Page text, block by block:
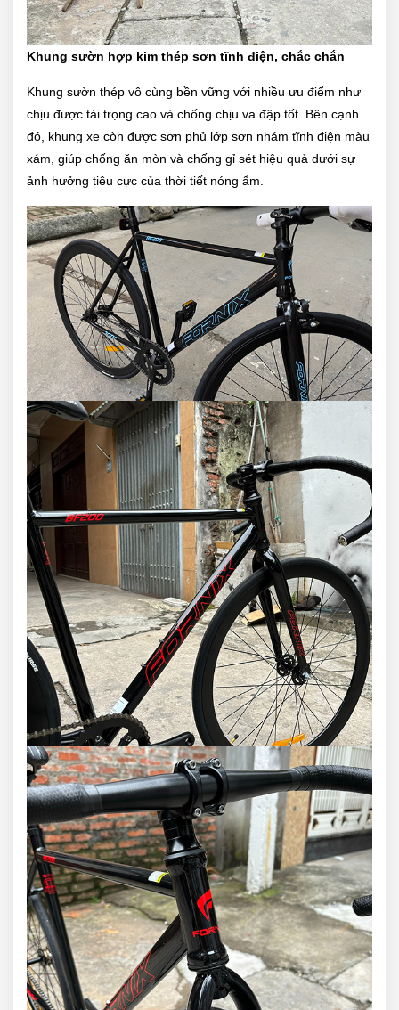
Khung sườn hợp kim thép sơn tĩnh điện, chắc chắn
Khung sườn thép vô cùng bền vững với nhiều ưu điểm như
chịu được tải trọng cao và chống chịu va đập tốt. Bên cạnh
đó, khung xe còn được sơn phủ lớp sơn nhám tĩnh điện màu
xám, giúp chống ăn mòn và chống gỉ sét hiệu quả dưới sự
ảnh hưởng tiêu cực của thời tiết nóng ẩm.